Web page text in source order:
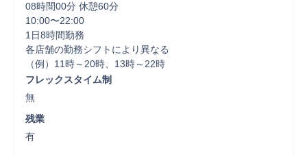
08時間00分 休憩60分
10:00〜22:00
1日8時間勤務
各店舗の勤務シフトにより異なる
（例）11時～20時、13時～22時
フレックスタイム制
無
残業
有